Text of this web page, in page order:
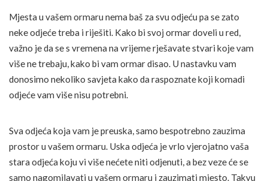
Mjesta u vašem ormaru nema baš za svu odjeću pa se zato
neke odjeće treba i riješiti. Kako bi svoj ormar doveli u red,
važno je da se s vremena na vrijeme rješavate stvari koje vam
više ne trebaju, kako bi vam ormar disao. U nastavku vam
donosimo nekoliko savjeta kako da raspoznate koji komadi
odjeće vam više nisu potrebni.
Sva odjeća koja vam je preuska, samo bespotrebno zauzima
prostor u vašem ormaru. Uska odjeća je vrlo vjerojatno vaša
stara odjeća koju vi više nećete niti odjenuti, a bez veze će se
samo nagomilavati u vašem ormaru i zauzimati mjesto. Takvu